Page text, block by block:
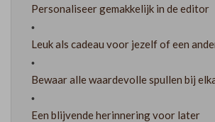
Personaliseer gemakkelijk in de editor
Leuk als cadeau voor jezelf of een
Bewaar alle waardevolle spullen bij
Een blijvende herinnering voor later